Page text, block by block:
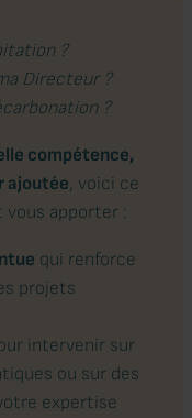
?
Directeur ?
?
compétence,
ajoutée, voici ce
apporter :
qui renforce
projets
intervenir sur
ou sur des
expertise